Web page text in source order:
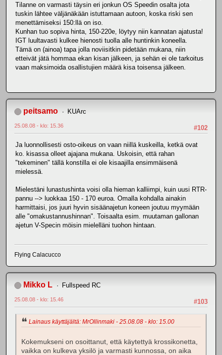
Tilanne on varmasti täysin eri jonkun OS Speedin osalta jota
tuskin lähtee väljänäkään istuttamaan autoon, koska riski sen
menettämiseksi 150:llä on iso.
Kunhan tuo sopiva hinta, 150-220e, löytyy niin kannatan ajatusta!
IGT luultavasti kulkee hienosti tuolla alle huntinkin koneella.
Tämä on (ainoa) tapa jolla noviisitkin pidetään mukana, niin
etteivät jätä hommaa ekan kisan jälkeen, ja sehän ei ole tarkoitus
vaan maksimoida osallistujien määrä kisa toisensa jälkeen.
peitsamo KUArc
#102
25.08.08 - klo: 15.36
Ja luonnollisesti osto-oikeus on vaan niillä kuskeilla, ketkä ovat
ko. kisassa olleet ajajana mukana. Uskoisin, että rahan
"tekeminen" tällä konstilla ei ole kisaajilla ensimmäisenä
mielessä.
Mielestäni lunastushinta voisi olla hieman kalliimpi, kuin uusi RTR-
pannu --> luokkaa 150 - 170 euroa. Omalla kohdalla ainakin
harmittaisi, jos juuri hyvin sisäänajetun koneen joutuu myymään
alle "omakustannushinnan". Toisaalta esim. muutaman gallonan
ajetun V-Specin möisin mielelläni tuohon hintaan.
Flying Calacucco
Mikko L Fullspeed RC
#103
25.08.08 - klo: 15.46
Lainaus käyttäjältä: MrOllinmaki - 25.08.08 - klo: 15.00
Kokemukseni on osoittanut, että käytettyä krossikonetta,
vaikka on kulkeva yksilö ja varmasti kunnossa, on aika